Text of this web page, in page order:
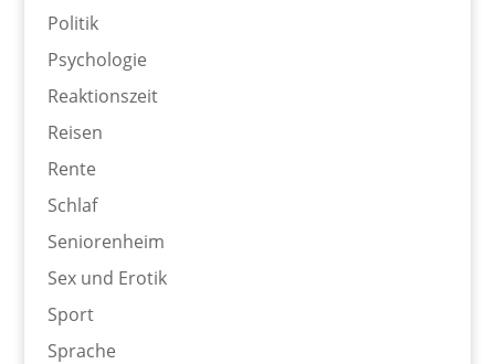
Politik
Psychologie
Reaktionszeit
Reisen
Rente
Schlaf
Seniorenheim
Sex und Erotik
Sport
Sprache